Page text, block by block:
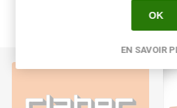
OK
EN SAVOIR